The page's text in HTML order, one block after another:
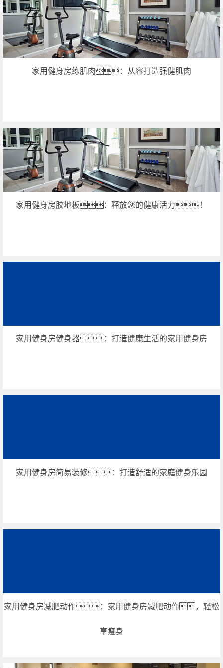
家用健身房练肌肉：从容打造强健肌肉
家用健身房胶地板：释放您的健康活力！
家用健身房健身器：打造健康生活的家用健身房
家用健身房简易装修：打造舒适的家庭健身乐园
家用健身房减肥动作：家用健身房减肥动作，轻松
享瘦身